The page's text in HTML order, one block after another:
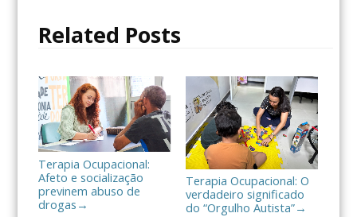
k
i
a
r
Related Posts
Terapia Ocupacional:
Afeto e socialização
previnem abuso de
drogas →
Terapia Ocupacional: O
verdadeiro significado
do “Orgulho Autista”→